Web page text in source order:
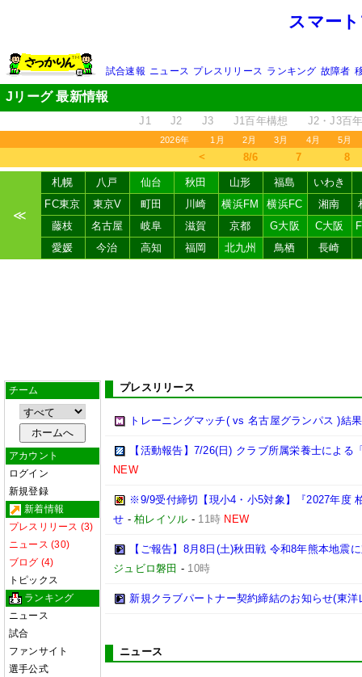
スマー
試合速報 ニュース プレスリリース ランキング 故障者
Jリーグ 最新情報
J1 J2 J3 J1百年構想 J2・J3百
2026年 1月 2月 3月 4月 5月
＜ 8/6 7 8
≪
札幌 八戸 仙台 秋田 山形 福島
いわき
FC東京
東京V 町田 川崎 横浜FM 横浜FC 湘南
藤枝
名古屋 岐阜 滋賀 京都 G大阪 C大阪
愛媛
今治 高知 福岡 北九州 鳥栖 長崎
チーム
アカウント
ログイン
新規登録
新着情報
プレスリリース (3)
ニュース (30)
ブログ (4)
トピックス
ランキング
ニュース
試合
ファンサイト
選手公式
プレスリリース
トレーニングマッチ( vs 名古屋グランパス )結
【活動報告】7/26(日) クラブ所属栄養士による
NEW
※9/9受付締切【現小4・小5対象】『2027年度
せ -柏レイソル - 11時 NEW
【ご報告】8月8日(土)秋田戦 令和8年熊本地震
ジュビロ磐田 - 10時
新規クラブパートナー契約締結のお知らせ(東洋
ニュース